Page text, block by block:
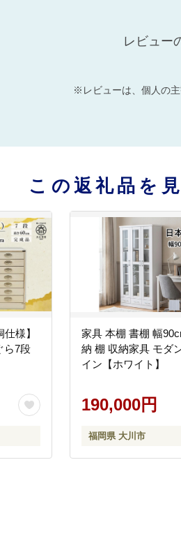
レビュー
※レビューは、個人の主
この返礼品を
様】
ら7段
家具 本棚 書棚 幅
納 棚 収納家具 モダ
イン【ホワイト】
190,000円
福岡県 大川市